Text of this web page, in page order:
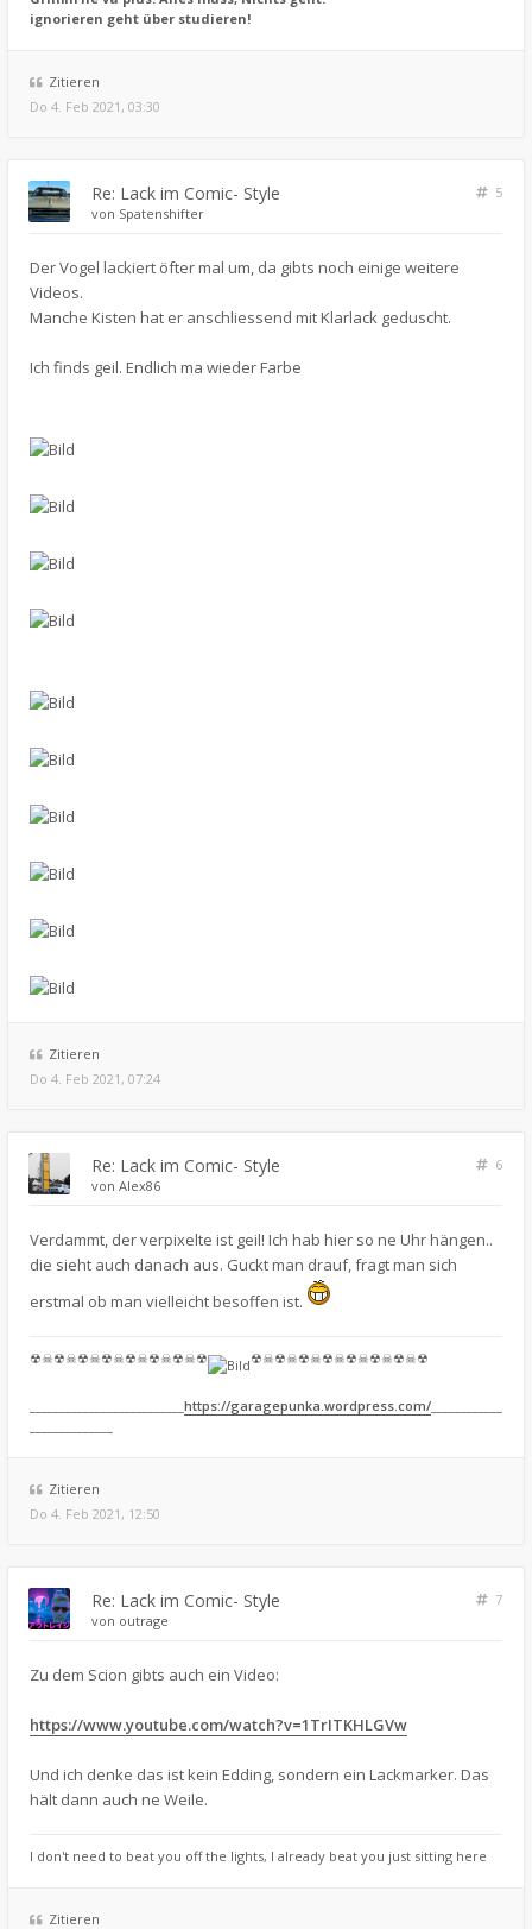
ignorieren geht über studieren!
Zitieren
Do 4. Feb 2021, 03:30
Re: Lack im Comic- Style
5
von Spatenshifter
Der Vogel lackiert öfter mal um, da gibts noch einige weitere
Videos.
Manche Kisten hat er anschliessend mit Klarlack geduscht.
Ich finds geil. Endlich ma wieder Farbe
Zitieren
Do 4. Feb 2021, 07:24
Re: Lack im Comic- Style
6
von Alex86
Verdammt, der verpixelte ist geil! Ich hab hier so ne Uhr hängen..
die sieht auch danach aus. Guckt man drauf, fragt man sich
erstmal ob man vielleicht besoffen ist.
☢☠☢☠☢☠☢☠☢☠☢☠☢☠☢ ☢☠☢☠☢☠☢☠☢☠☢☠☢☠☢
https://garagepunka.wordpress.com/
Zitieren
Do 4. Feb 2021, 12:50
Re: Lack im Comic- Style
7
von outrage
Zu dem Scion gibts auch ein Video:
https://www.youtube.com/watch?v=1TrITKHLGVw
Und ich denke das ist kein Edding, sondern ein Lackmarker. Das
hält dann auch ne Weile.
I don't need to beat you off the lights, I already beat you just sitting here
Zitieren